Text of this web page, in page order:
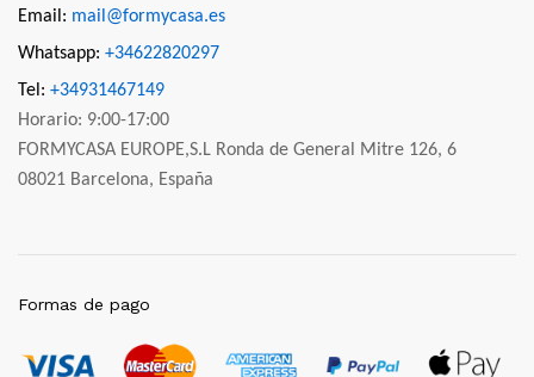
Email: mail@formycasa.es
Whatsapp: +34622820297
Tel: +34931467149
Horario: 9:00-17:00
FORMYCASA EUROPE,S.L Ronda de General Mitre 126, 6
08021 Barcelona, España
Formas de pago